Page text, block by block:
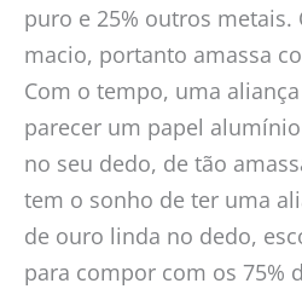
puro e 25% outros
macio, portanto amassa
Com o tempo, uma
parecer um papel
no seu dedo, de tão
tem o sonho de ter uma
de ouro linda no dedo,
para compor com os 75%